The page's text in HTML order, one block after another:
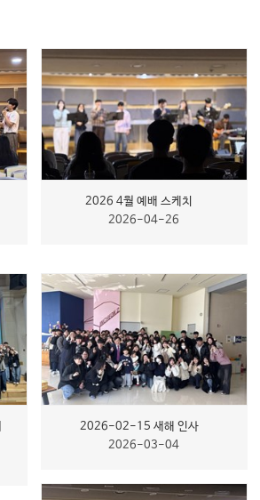
2026 4월 예배 스케치
2026-04-26
2026-02-15 새해 인사
2026-03-04